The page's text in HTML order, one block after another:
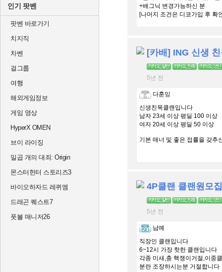
인기 팟벤
팟벤 바로가기
치지직
차벤
걸그룹
여행
해외게임정보
게임 영상
HyperX OMEN
브이 라이징
일곱 개의 대죄: Origin
몬스터헌터 스토리즈3
바이오하자드 레퀴엠
드래곤 퀘스트7
풋볼 매니저26
+배그닉 변경가능하신 분
[나머지 조건은 디코가입 후 확
[카배] ING 신생
5년 전
다훈잉
신생친목클랜입니다
남자 23세 이상 평딜 100 이상
여자 20세 이상 평딜 50 이상
기본 매너 및 좋은 접률을 갖추
4P클랜 클랜원모
5년 전
남예
직장인 클랜입니다
6~12시 가장 핫한 클랜입니다
각종 미새,충 핵쟁이거절,이중
분란 조장하시는분 거절합니다